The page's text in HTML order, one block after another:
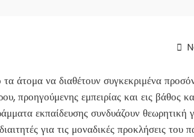
τα άτομα να διαθέτουν συγκεκριμένα
προηγούμενης εμπειρίας και εις βάθος
εκπαίδευσης συνδυάζουν θεωρητική
για τις μοναδικές προκλήσεις του